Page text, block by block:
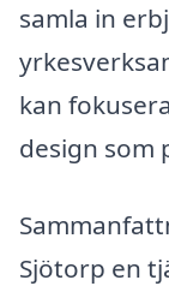
samla in
kan
design som
Sjötorp en